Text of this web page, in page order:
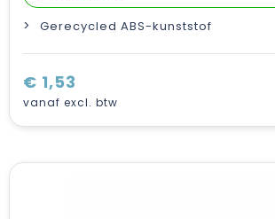
Gerecycled ABS-kunststof
€ 1,53
vanaf excl. btw